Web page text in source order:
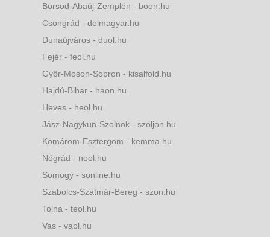
Borsod-Abaúj-Zemplén - boon.hu
Csongrád - delmagyar.hu
Dunaújváros - duol.hu
Fejér - feol.hu
Győr-Moson-Sopron - kisalfold.hu
Hajdú-Bihar - haon.hu
Heves - heol.hu
Jász-Nagykun-Szolnok - szoljon.hu
Komárom-Esztergom - kemma.hu
Nógrád - nool.hu
Somogy - sonline.hu
Szabolcs-Szatmár-Bereg - szon.hu
Tolna - teol.hu
Vas - vaol.hu